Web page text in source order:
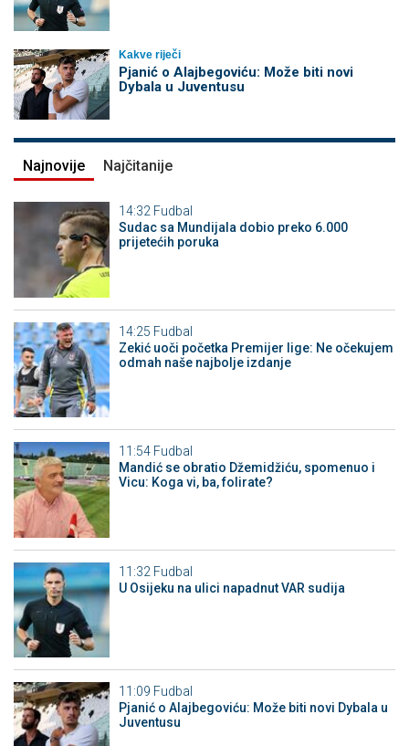
Kakve riječi
Pjanić o Alajbegoviću: Može biti novi
Dybala u Juventusu
Najnovije Najčitanije
14:32 Fudbal
Sudac sa Mundijala dobio preko 6.000
prijetećih poruka
14:25 Fudbal
Zekić uoči početka Premijer lige: Ne očekujem
odmah naše najbolje izdanje
11:54 Fudbal
Mandić se obratio Džemidžiću, spomenuo i
Vicu: Koga vi, ba, folirate?
11:32 Fudbal
U Osijeku na ulici napadnut VAR sudija
11:09 Fudbal
Pjanić o Alajbegoviću: Može biti novi Dybala u
Juventusu